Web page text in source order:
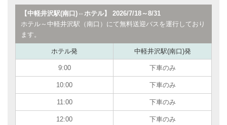
【中軽井沢駅(南口)⇔ホテル】 2026/7/18～8/31
ホテル～中軽井沢駅（南口）にて無料送迎バスを運行しており
ます。
ホテル発 中軽井沢駅(南口)発
9:00 下車のみ
10:00 下車のみ
11:00 下車のみ
12:00 下車のみ